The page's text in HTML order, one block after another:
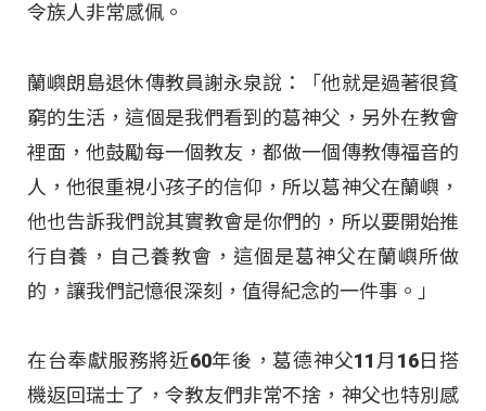
令族人非常感佩。
蘭嶼朗島退休傳教員謝永泉說：「他就是過著很貧
窮的生活，這個是我們看到的葛神父，另外在教會
裡面，他鼓勵每一個教友，都做一個傳教傳福音的
人，他很重視小孩子的信仰，所以葛神父在蘭嶼，
他也告訴我們說其實教會是你們的，所以要開始推
行自養，自己養教會，這個是葛神父在蘭嶼所做
的，讓我們記憶很深刻，值得紀念的一件事。」
在台奉獻服務將近60年後，葛德神父11月16日搭
機返回瑞士了，令教友們非常不捨，神父也特別感